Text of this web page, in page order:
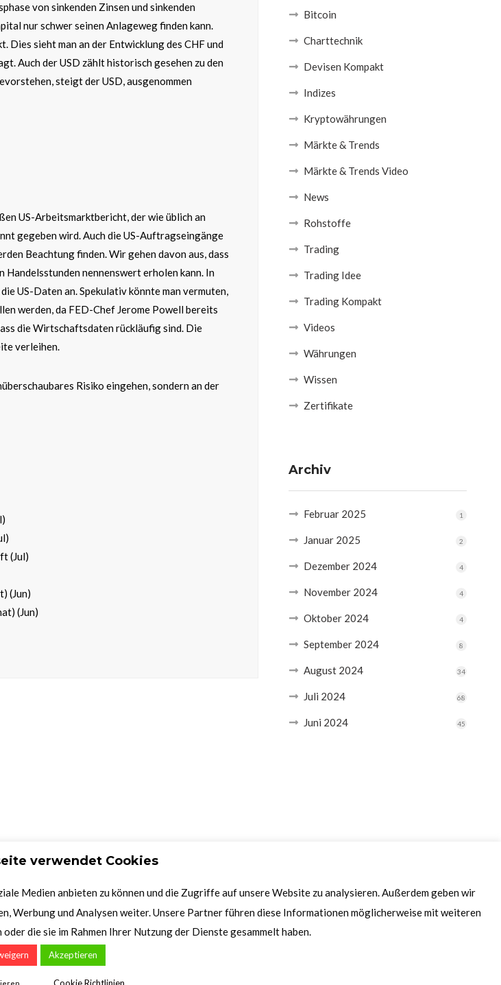
von sinkenden Zinsen und sinkenden
nur schwer seinen Anlageweg finden kann.
Dies sieht man an der Entwicklung des CHF und
Auch der USD zählt historisch gesehen zu den
steigt der USD, ausgenommen
US-Arbeitsmarktbericht, der wie üblich an
gegeben wird. Auch die US-Auftragseingänge
Beachtung finden. Wir gehen davon aus, dass
Handelsstunden nennenswert erholen kann. In
US-Daten an. Spekulativ könnte man vermuten,
werden, da FED-Chef Jerome Powell bereits
die Wirtschaftsdaten rückläufig sind. Die
verleihen.
Risiko eingehen, sondern an der
(Jul)
(Jun)
(Jun)
Bitcoin
Charttechnik
Devisen Kompakt
Indizes
Kryptowährungen
Märkte & Trends
Märkte & Trends Video
News
Rohstoffe
Trading
Trading Idee
Trading Kompakt
Videos
Währungen
Wissen
Zertifikate
Archiv
Februar 2025 1
Januar 2025 2
Dezember 2024 4
November 2024 4
Oktober 2024 4
September 2024 8
August 2024 34
Juli 2024 68
Juni 2024 45
verwendet Cookies
Medien anbieten zu können und die Zugriffe auf unsere Website zu analysieren. Außerdem geben wir
Werbung und Analysen weiter. Unsere Partner führen diese Informationen möglicherweise mit weiteren
die sie im Rahmen Ihrer Nutzung der Dienste gesammelt haben.
Akzeptieren